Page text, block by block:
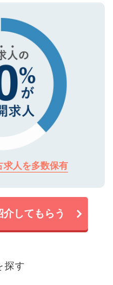
もご安心ください。
ださい。
求人を多数保有
してもらう
探す